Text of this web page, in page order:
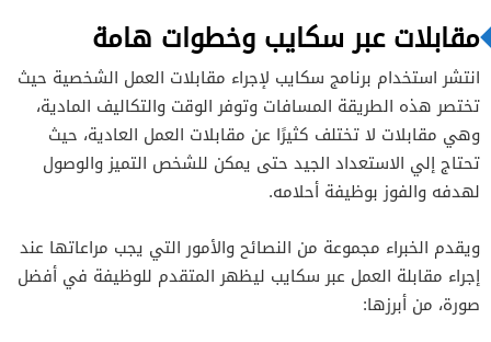
مقابلات عبر سكايبوخطوات هامة
انتشر استخدام برنامج سكايب لإجراء مقابلات العمل الشخصية حيث
تختصر هذه الطريقة المسافات وتوفر الوقت والتكاليف المادية،
وهي مقابلات لا تختلف كثيرًا عن مقابلات العمل العادية، حيث
تحتاج إلي الاستعداد الجيد حتى يمكن للشخص التميز والوصول
لهدفه والفوز بوظيفة أحلامه.
ويقدم الخبراء مجموعة من النصائح والأمور التي يجب مراعاتها عند
إجراء مقابلة العمل عبر سكايب ليظهر المتقدم للوظيفة في أفضل
صورة، من أبرزها: